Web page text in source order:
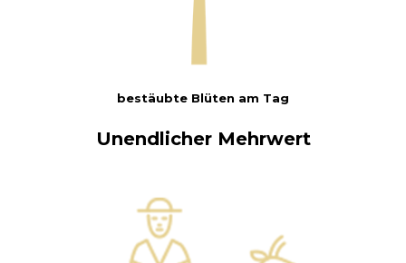
bestäubte Blüten am Tag
Unendlicher Mehrwert